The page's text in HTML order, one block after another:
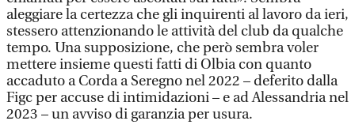
aleggiare la certezza che gli inquirenti al lavoro da ieri,
stessero attenzionando le attività del club da qualche
tempo. Una supposizione, che però sembra voler
mettere insieme questi fatti di Olbia con quanto
accaduto a Corda a Seregno nel 2022 – deferito dalla
Figc per accuse di intimidazioni – e ad Alessandria nel
2023 – un avviso di garanzia per usura.